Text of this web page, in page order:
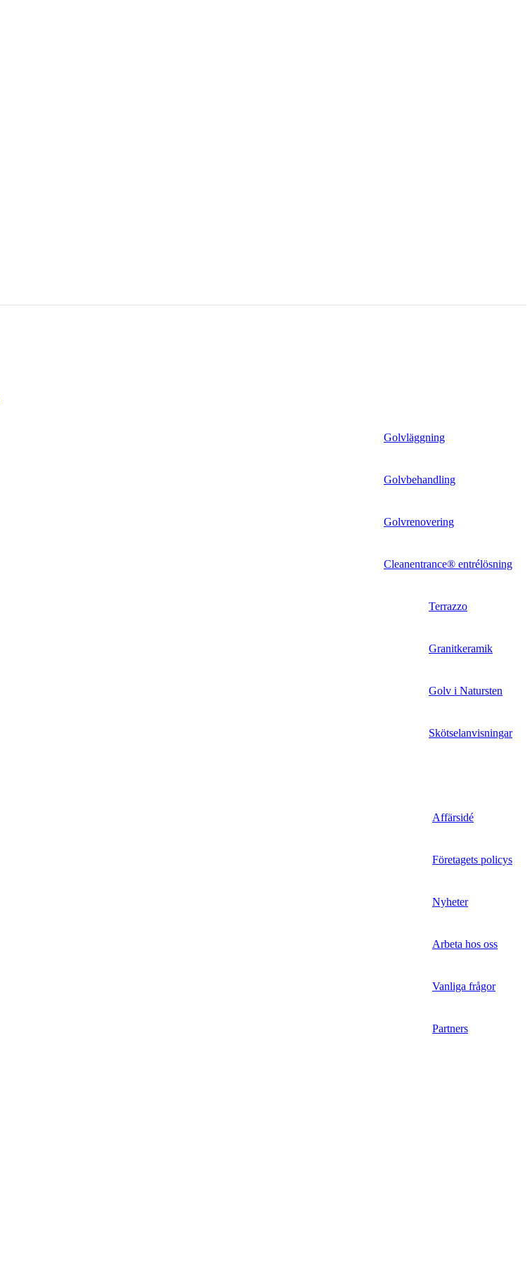
Golvläggning
Golvbehandling
Golvrenovering
Cleanentrance® entrélösning
Terrazzo
Granitkeramik
Golv i Natursten
Skötselanvisningar
Affärsidé
Företagets policys
Nyheter
Arbeta hos oss
Vanliga frågor
Partners